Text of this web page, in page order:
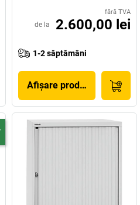
fără TVA
de la 2.600,00 lei
1-2 săptămâni
Afișare produs